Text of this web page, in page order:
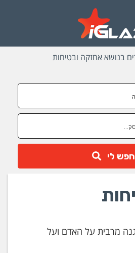
בנושא אחזקה ובטיחות
חפש לי
מרבית על האדם ועל